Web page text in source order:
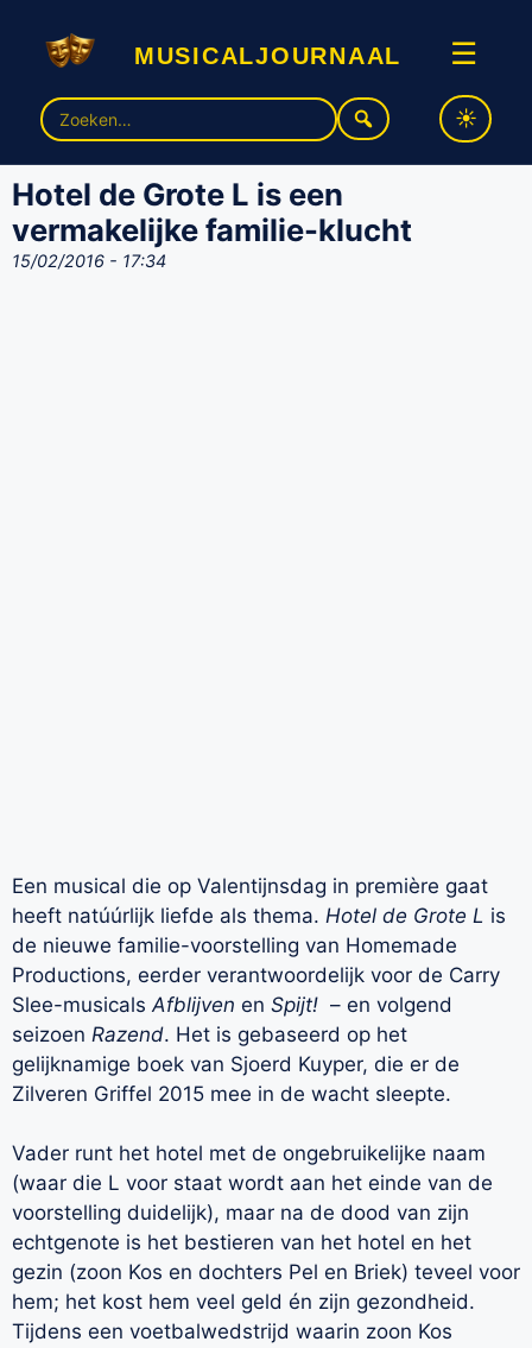
musicaljournaal ☰
Zoek
naar:
Hotel de Grote L is een
vermakelijke familie-klucht
15/02/2016 - 17:34
Een musical die op Valentijnsdag in première gaat
heeft natúúrlijk liefde als thema. Hotel de Grote L is
de nieuwe familie-voorstelling van Homemade
Productions, eerder verantwoordelijk voor de Carry
Slee-musicals Afblijven en Spijt! – en volgend
seizoen Razend. Het is gebaseerd op het
gelijknamige boek van Sjoerd Kuyper, die er de
Zilveren Griffel 2015 mee in de wacht sleepte.
Vader runt het hotel met de ongebruikelijke naam
(waar die L voor staat wordt aan het einde van de
voorstelling duidelijk), maar na de dood van zijn
echtgenote is het bestieren van het hotel en het
gezin (zoon Kos en dochters Pel en Briek) teveel voor
hem; het kost hem veel geld én zijn gezondheid.
Tijdens een voetbalwedstrijd waarin zoon Kos